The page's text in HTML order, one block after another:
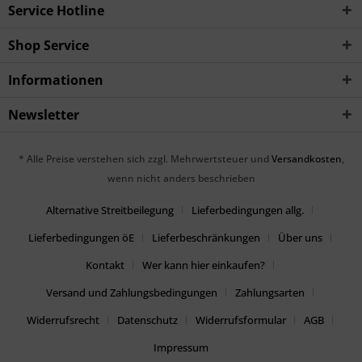
Service Hotline
Shop Service
Informationen
Newsletter
* Alle Preise verstehen sich zzgl. Mehrwertsteuer und Versandkosten,
wenn nicht anders beschrieben
Alternative Streitbeilegung
Lieferbedingungen allg.
Lieferbedingungen öE
Lieferbeschränkungen
Über uns
Kontakt
Wer kann hier einkaufen?
Versand und Zahlungsbedingungen
Zahlungsarten
Widerrufsrecht
Datenschutz Widerrufsformular
AGB
Impressum